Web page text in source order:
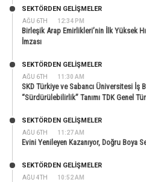
AĞU 6TH 12:34 PM
SEKTÖRDEN GELIŞMELER
Birleşik Arap Emirlikleri’nin İlk Yüksek
İmzası
AĞU 6TH 11:30 AM
SEKTÖRDEN GELIŞMELER
SKD Türkiye ve Sabancı Üniversitesi İş
“Sürdürülebilirlik” Tanımı TDK Genel
AĞU 6TH 11:27 AM
SEKTÖRDEN GELIŞMELER
Evini Yenileyen Kazanıyor, Doğru Boya
AĞU 4TH 10:52 AM
SEKTÖRDEN GELIŞMELER